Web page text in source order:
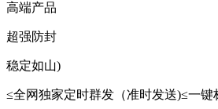
高端产品
超强防封
稳定如山)
≤全网独家定时群发（准时发送)≤一